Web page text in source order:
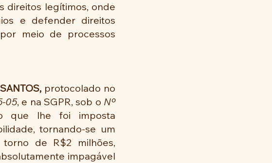
direitos legítimos, onde
e defender direitos
meio de processos
protocolado no
05, e na SGPR, sob o Nº
que lhe foi imposta
tornando-se um
de R$2 milhões,
impagável